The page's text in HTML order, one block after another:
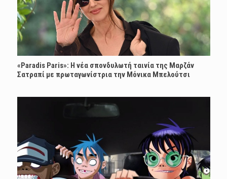
«Paradis Paris»: H νέα σπονδυλωτή ταινία της Μαρζάν
Σατραπί με πρωταγωνίστρια την Μόνικα Μπελούτσι